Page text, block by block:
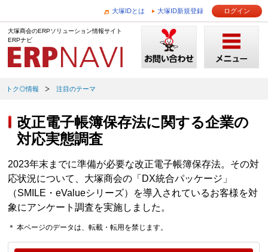
大塚IDとは 大塚ID新規登録 ログイン
大塚商会のERPソリューション情報サイト
ERPナビ
トク◎情報 注目のテーマ
改正電子帳簿保存法に関する企業の
対応実態調査
2023年末までに準備が必要な改正電子帳簿保存法。その対
応状況について、大塚商会の「DX統合パッケージ」
（SMILE・eValueシリーズ）を導入されているお客様を対
象にアンケート調査を実施しました。
＊ 本ページのデータは、転載・転用を禁じます。